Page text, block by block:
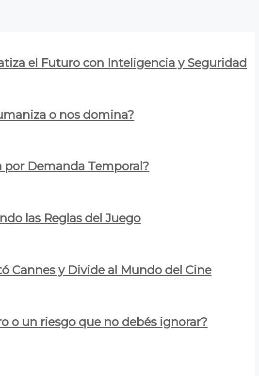
el Futuro con Inteligencia y Seguridad
o nos domina?
por Demanda Temporal?
las Reglas del Juego
Cannes y Divide al Mundo del Cine
o un riesgo que no debés ignorar?